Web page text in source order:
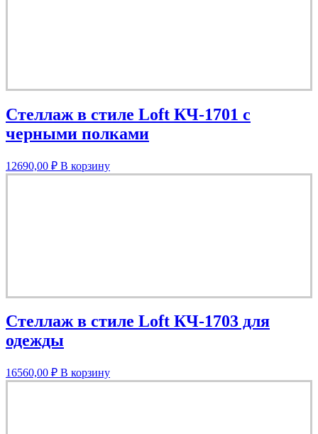
Стеллаж в стиле Loft КЧ-1701 с
черными полками
12690,00 ₽ В корзину
Стеллаж в стиле Loft КЧ-1703 для
одежды
16560,00 ₽ В корзину